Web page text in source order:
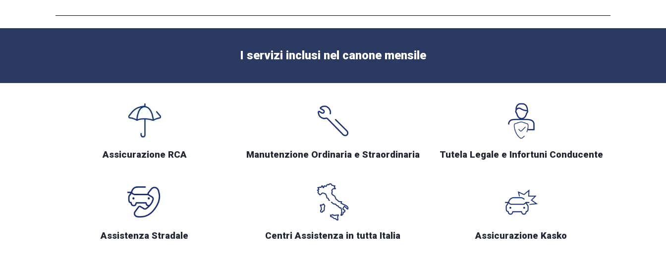
I servizi inclusi nel canone mensile
Assicurazione RCA Manutenzione Ordinaria e Straordinaria Tutela Legale e Infortuni Conducente
Assistenza Stradale Centri Assistenza in tutta Italia Assicurazione Kasko